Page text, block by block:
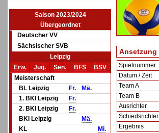
Saison 2023/2024
Übergeordnet
Deutscher VV
Sächsischer SVB
Leipzig
Erw.
Jug. Sen. BFS
BSV
Meisterschaft
BL Leipzig
Fr.
Mä.
1. BKl Leipzig
Fr.
2. BKl Leipzig
Fr.
BKl Leipzig
Mä.
KL
Mi.
Ansetzung
Spielnummer
Datum / Zeit
Team A
Team B
Ausrichter
Schiedsrichter
Ergebnis